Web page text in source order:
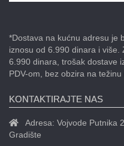
*Dostava na kućnu adresu je
iznosu od 6.990 dinara i
6.990 dinara, trošak dostave
PDV-om, bez obzira na
KONTAKTIRAJTE NAS
Adresa: Vojvode Putnika
Gradište